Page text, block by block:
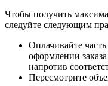
Чтобы получить
следуйте следующим
Оплачивайте
оформлении
напротив
Пересмотрите